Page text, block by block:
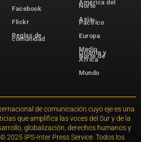
Facebook
Flickr
Reglas de
comunidad
América del
Norte
Asia-
Pacífico
Europa
Medio
Oriente y
Norte de
África
Mundo
de comunicación cuyo eje es una
que amplifica las voces del Sur y de la
globalización, derechos humanos y
2025 IPS-Inter Press Service. Todos los